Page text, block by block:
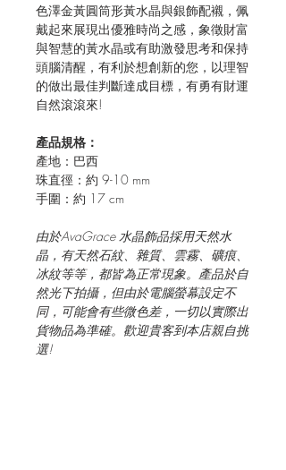
色澤金黃圓筒形黃水晶與銀飾配襯，佩
戴起來展現出優雅時尚之感，象徵財富
與智慧的黃水晶或有助激發思考和保持
頭腦清醒，有利於想創新的您，以理智
的做出最佳判斷達成目標，有勇有財運
自然滾滾來!
產品規格：
產地：巴西
珠直徑：約 9-10 mm
手圍：約 17 cm
由於AvaGrace水晶飾品採用天然水
晶，有天然石紋、雜質、雲霧、礦痕、
冰紋等等，都皆為正常現象。產品於自
然光下拍攝，但由於電腦螢幕設定不
同，可能會有些微色差，一切以實際出
貨物品為準確。歡迎貴客到本店親自挑
選!